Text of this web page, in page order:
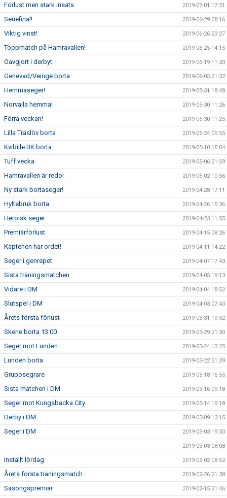
Förlust men stark insats 2019-07-01 17:21
Seriefinal! 2019-06-29 08:16
Viktig vinst! 2019-06-26 23:27
Toppmatch på Hamravallen! 2019-06-25 14:15
Oavgjort i derbyt 2019-06-19 11:20
Genevad/Veinge borta 2019-06-05 21:32
Hemmaseger! 2019-05-31 18:48
Norvalla hemma! 2019-05-30 11:26
Förra veckan! 2019-05-30 11:25
Lilla Träslöv borta 2019-05-24 09:55
Kvibille BK borta 2019-05-10 15:04
Tuff vecka 2019-05-06 21:59
Hamravallen är redo! 2019-05-02 10:56
Ny stark bortaseger! 2019-04-28 17:11
Hyltebruk borta 2019-04-26 15:36
Heroisk seger 2019-04-23 11:55
Premiärförlust 2019-04-15 08:26
Kaptenen har ordet! 2019-04-11 14:22
Seger i genrepet 2019-04-07 17:43
Sista träningsmatchen 2019-04-05 19:13
Vidare i DM 2019-04-04 18:52
Slutspel i DM 2019-04-03 07:43
Årets första förlust 2019-03-31 19:52
Skene borta 13:00 2019-03-29 21:30
Seger mot Lunden 2019-03-24 13:25
Lunden borta 2019-03-22 21:39
Gruppsegrare 2019-03-18 15:55
Sista matchen i DM 2019-03-16 09:18
Seger mot Kungsbacka City 2019-03-14 19:18
Derby i DM 2019-03-09 13:15
Seger i DM 2019-03-03 19:33
2019-03-03 08:08
Inställt lördag 2019-03-02 08:52
Årets första träningsmatch 2019-02-26 21:38
Säsongspremiär 2019-02-15 21:46